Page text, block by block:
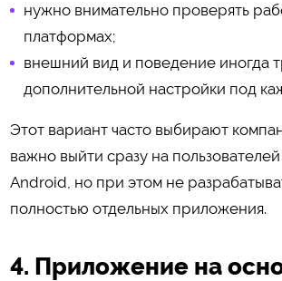
нужно внимательно проверять
платформах;
внешний вид и поведение иногда
дополнительной настройки под
Этот вариант часто выбирают
важно выйти сразу на
Android, но при этом не
полностью отдельных приложения.
4. Приложение на